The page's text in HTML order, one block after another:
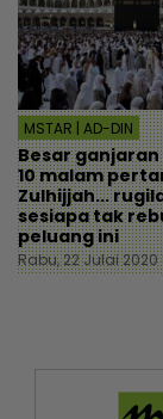
MSTAR | AD-DIN
Besar
10 malam
Zulhijjah...
sesiapa tak
peluang ini
Rabu, 22 Julai 2020